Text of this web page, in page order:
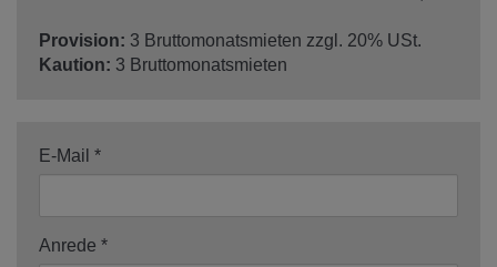
Provision: 3 Bruttomonatsmieten zzgl. 20% USt.
Kaution: 3 Bruttomonatsmieten
E-Mail
Anrede